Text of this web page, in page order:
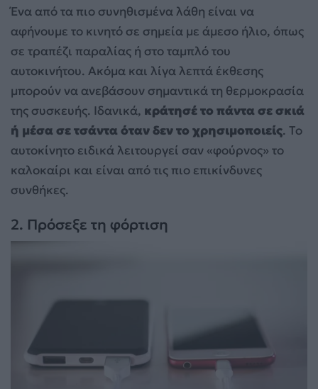
Ένα από τα πιο συνηθισμένα λάθη είναι να
αφήνουμε το κινητό σε σημεία με άμεσο ήλιο, όπως
σε τραπέζι παραλίας ή στο ταμπλό του
αυτοκινήτου. Ακόμα και λίγα λεπτά έκθεσης
μπορούν να ανεβάσουν σημαντικά τη θερμοκρασία
της συσκευής. Ιδανικά, κράτησέ το πάντα σε σκιά
ή μέσα σε τσάντα όταν δεν το χρησιμοποιείς. Το
αυτοκίνητο ειδικά λειτουργεί σαν «φούρνος» το
καλοκαίρι και είναι από τις πιο επικίνδυνες
συνθήκες.
2. Πρόσεξε τη φόρτιση